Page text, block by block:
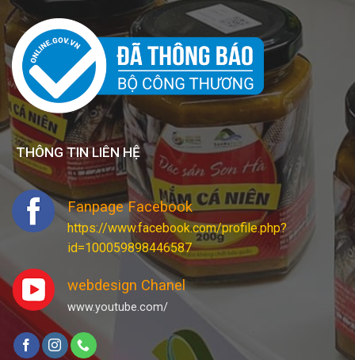
THÔNG TIN LIÊN HỆ
Fanpage Facebook
https://www.facebook.com/profile.php?
id=100059898446587
webdesign Chanel
www.youtube.com/